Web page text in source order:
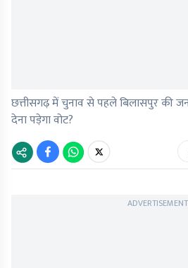
छत्तीसगढ़ में चुनाव से पहले बिलासपुर की
देना पड़ेगा वोट?
ADVERTISEMENT